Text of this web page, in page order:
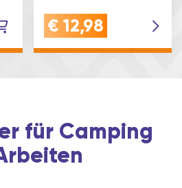
€ 12,98
für Camping